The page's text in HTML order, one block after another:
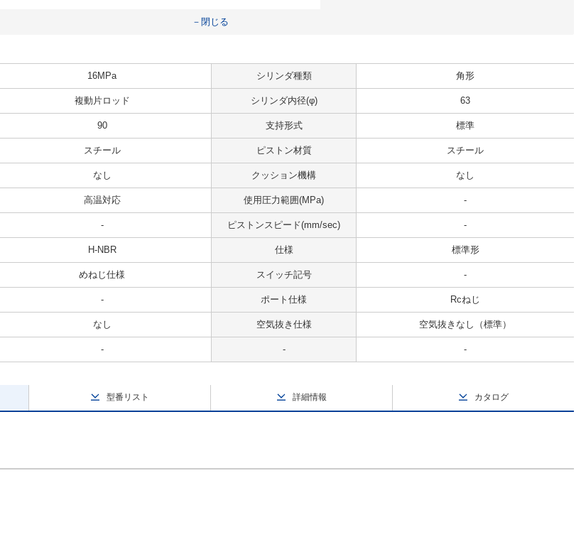
－閉じる
16MPa シリンダ種類 角形
複動片ロッド シリンダ内径(φ) 63
90 支持形式 標準
スチール ピストン材質 スチール
なし クッション機構 なし
高温対応 使用圧力範囲(MPa) -
- ピストンスピード(mm/sec) -
H-NBR 仕様 標準形
めねじ仕様 スイッチ記号 -
- ポート仕様 Rcねじ
なし 空気抜き仕様 空気抜きなし（標準）
- - -
型番リスト 詳細情報 カタログ